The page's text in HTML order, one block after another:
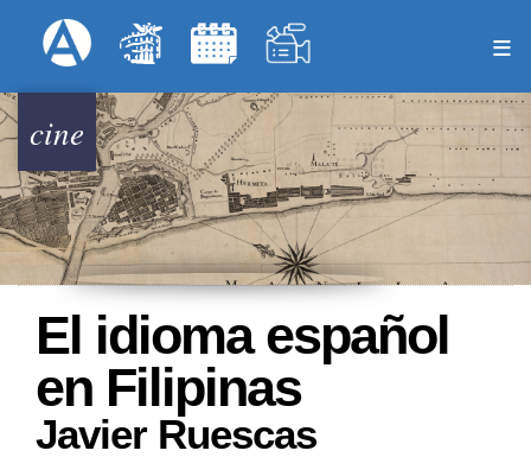
al
principal
Menú Superior
cine
El idioma español
en Filipinas
Javier Ruescas